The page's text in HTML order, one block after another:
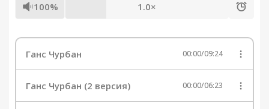
100% 1.0×
Ганс Чурбан 00:00/09:24
Ганс Чурбан (2 версия) 00:00/06:23